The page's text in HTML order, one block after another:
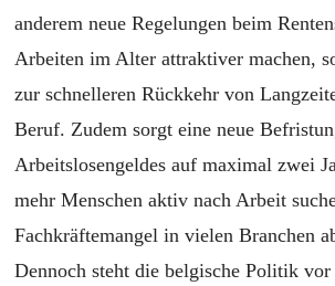
anderem neue Regelungen beim
Arbeiten im Alter attraktiver machen,
zur schnelleren Rückkehr von
Beruf. Zudem sorgt eine neue
Arbeitslosengeldes auf maximal zwei
mehr Menschen aktiv nach Arbeit
Fachkräftemangel in vielen Branchen
Dennoch steht die belgische Politik